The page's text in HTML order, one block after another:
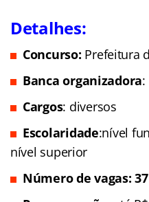
Detalhes:
Concurso: Prefeitura
Banca organizadora:
Cargos: diversos
Escolaridade:nível
nível superior
Número de vagas: 37